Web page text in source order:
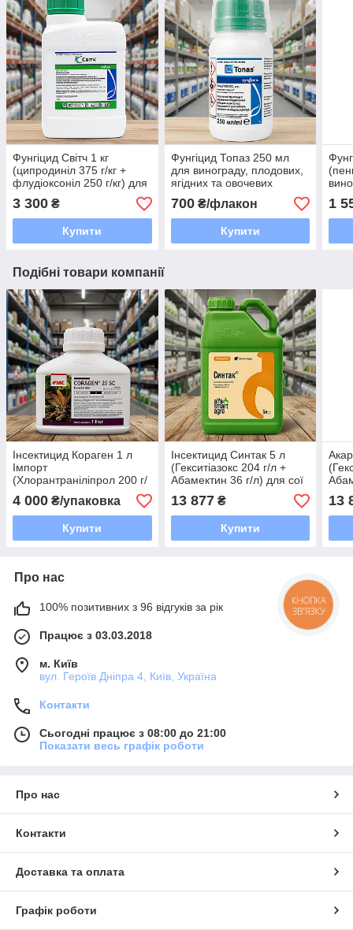
Фунгіцид Світч 1 кг
(ципродиніл 375 г/кг +
флудіоксоніл 250 г/кг) для
малини винограду,
полуниці та томатів від
гнилей
3 300 ₴
Купити
Фунгіцид Топаз 250 мл
для винограду, плодових,
ягідних та овочевих
культур від борошнистої
роси, оїдіуму та сірої гнилі
700₴/флакон
Купити
1
Подібні товари компанії
Інсектицид Кораген 1 л
Імпорт
(Хлорантраніліпрол 200 г/
кукурудзи та саду від
колорадського жука
4 000 ₴/упаковка
Купити
Інсектицид Синтак 5 л
(Гекситіазокс 204 г/л +
Абамектин 36 г/л) для сої
павутинного кліща
13 877₴
Купити
та
13
Про нас
100% позитивних з 96 відгуків за рік
Працює з 03.03.2018
м. Київ
вул. Героїв Дніпра 4, Київ, Україна
Контакти
Сьогодні працює з 08:00 до 21:00
Показати весь графік роботи
Про нас
Контакти
Доставка та оплата
Графік роботи
КНОПКА
ЗВ'ЯЗКУ